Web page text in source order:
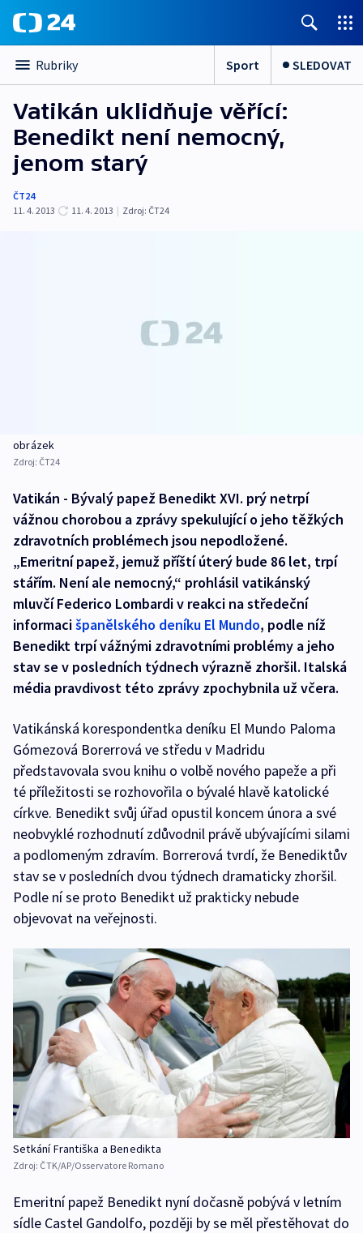
Rubriky Sport SLEDOVAT
Vatikán uklidňuje věřící:
Benedikt není nemocný,
jenom starý
ČT24
11. 4. 2013
11. 4. 2013 | Zdroj: ČT24
obrázek
Zdroj: ČT24
Vatikán - Bývalý papež Benedikt XVI. prý netrpí
vážnou chorobou a zprávy spekulující o jeho těžkých
zdravotních problémech jsou nepodložené.
„Emeritní papež, jemuž příští úterý bude 86 let, trpí
stářím. Není ale nemocný,“ prohlásil vatikánský
mluvčí Federico Lombardi v reakci na středeční
informacišpanělského deníku El Mundo, podle níž
Benedikt trpí vážnými zdravotními problémy a jeho
stav se v posledních týdnech výrazně zhoršil. Italská
média pravdivost této zprávy zpochybnila už včera.
Vatikánská korespondentka deníku El Mundo Paloma
Gómezová Borerrová ve středu v Madridu
představovala svou knihu o volbě nového papeže a při
té příležitosti se rozhovořila o bývalé hlavě katolické
církve. Benedikt svůj úřad opustil koncem února a své
neobvyklé rozhodnutí zdůvodnil právě ubývajícími silami
a podlomeným zdravím. Borrerová tvrdí, že Benediktův
stav se v posledních dvou týdnech dramaticky zhoršil.
Podle ní se proto Benedikt už prakticky nebude
objevovat na veřejnosti.
Setkání Františka a Benedikta
Zdroj: ČTK/AP/Osservatore Romano
Emeritní papež Benedikt nyní dočasně pobývá v letním
sídle Castel Gandolfo, později by se měl přestěhovat do